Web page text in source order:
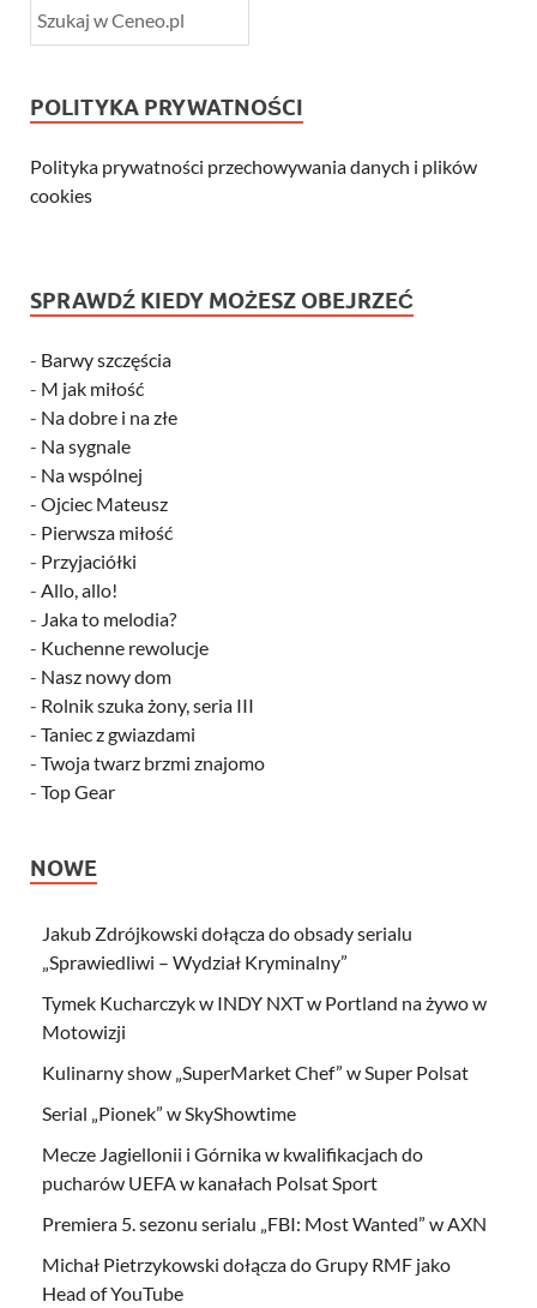
POLITYKA PRYWATNOŚCI
Polityka prywatności przechowywania danych i plików
cookies
SPRAWDŹ KIEDY MOŻESZ OBEJRZEĆ
- Barwy szczęścia
- M jak miłość
- Na dobre i na złe
- Na sygnale
- Na wspólnej
- Ojciec Mateusz
- Pierwsza miłość
- Przyjaciółki
- Allo, allo!
- Jaka to melodia?
- Kuchenne rewolucje
- Nasz nowy dom
- Rolnik szuka żony, seria III
- Taniec z gwiazdami
- Twoja twarz brzmi znajomo
- Top Gear
NOWE
Jakub Zdrójkowski dołącza do obsady serialu
„Sprawiedliwi – Wydział Kryminalny”
Tymek Kucharczyk w INDY NXT w Portland na żywo w
Motowizji
Kulinarny show „SuperMarket Chef” w Super Polsat
Serial „Pionek” w SkyShowtime
Mecze Jagiellonii i Górnika w kwalifikacjach do
pucharów UEFA w kanałach Polsat Sport
Premiera 5. sezonu serialu „FBI: Most Wanted” w AXN
Michał Pietrzykowski dołącza do Grupy RMF jako
Head of YouTube